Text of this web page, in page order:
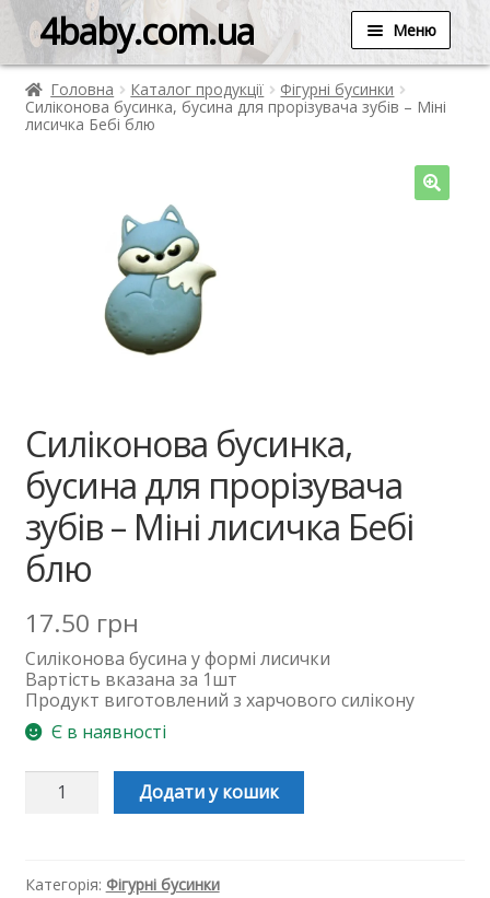
4baby.com.ua Меню
Головна Каталог продукції
Фігурні бусинки
Силіконова бусинка, бусина для прорізувача зубів – Міні
лисичка Бебі блю
Силіконова бусинка,
бусина для прорізувача
зубів – Міні лисичка Бебі
блю
17.50 грн
Силіконова бусина у формі лисички
Вартість вказана за 1шт
Продукт виготовлений з харчового силікону
Є в наявності
Силіконова
бусинка,
зубів
Додати у кошик
Категорія: Фігурні бусинки